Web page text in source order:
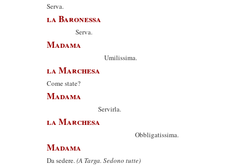
Serva.
la Baronessa
Serva.
Madama
Umilissima.
la Marchesa
Come state?
Madama
Servirla.
la Marchesa
Obbligatissima.
Madama
Da sedere.(A Targa. Sedono tutte)